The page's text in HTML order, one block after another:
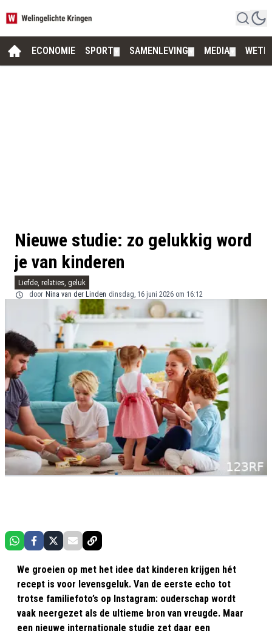
ECONOMIE SPORT SAMENLEVING MEDIA
Nieuwe studie: zo gelukkig word
je van kinderen
Liefde, relaties, geluk
door Nina van der Linden dinsdag, 16 juni 2026 om 16:12
We groeien op met het idee dat kinderen krijgen hét
recept is voor levensgeluk. Van de eerste echo tot
trotse familiefoto’s op Instagram: ouderschap wordt
vaak neergezet als de ultieme bron van vreugde. Maar
een nieuwe internationale studie zet daar een